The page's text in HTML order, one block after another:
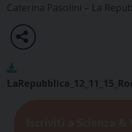
Caterina Pasolini – La